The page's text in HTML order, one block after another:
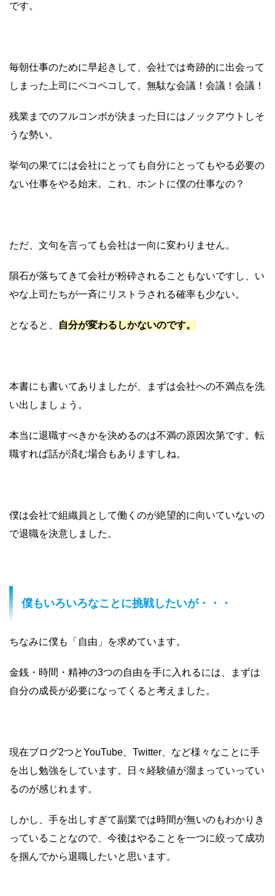
です。
毎朝仕事のために早起きして、会社では奇跡的に出会って
しまった上司にペコペコして。無駄な会議！会議！会議！
残業までのフルコンボが決まった日にはノックアウトしそ
うな勢い。
挙句の果てには会社にとっても自分にとってもやる必要の
ない仕事をやる始末。これ、ホントに僕の仕事なの？
ただ、文句を言っても会社は一向に変わりません。
隕石が落ちてきて会社が粉砕されることもないですし、い
やな上司たちが一斉にリストラされる確率も少ない。
となると、 自分が変わるしかないのです。
本書にも書いてありましたが、まずは会社への不満点を洗
い出しましょう。
本当に退職すべきかを決めるのは不満の原因次第です。転
職すれば話が済む場合もありますしね。
僕は会社で組織員として働くのが絶望的に向いていないの
で退職を決意しました。
僕もいろいろなことに挑戦したいが・・・
ちなみに僕も「自由」を求めています。
金銭・時間・精神の3つの自由を手に入れるには、まずは
自分の成長が必要になってくると考えました。
現在ブログ2つとYouTube、Twitter、など様々なことに手
を出し勉強をしています。日々経験値が溜まっていってい
るのが感じれます。
しかし、手を出しすぎて副業では時間が無いのもわかりき
っていることなので、今後はやることを一つに絞って成功
を掴んでから退職したいと思います。